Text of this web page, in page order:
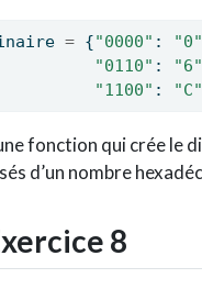
= {"0000" : "0"
"0110" : "6"
"1100" : "C"
fonction qui crée le
d’un nombre
8